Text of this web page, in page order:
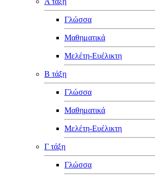
Γλώσσα
Μαθηματικά
Μελέτη-Ευέλικτη
Β τάξη
Γλώσσα
Μαθηματικά
Μελέτη-Ευέλικτη
Γ τάξη
Γλώσσα